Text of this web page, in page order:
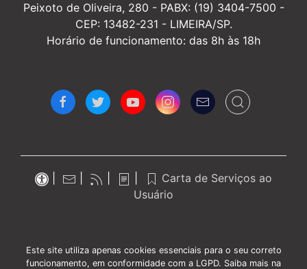
Peixoto de Oliveira, 280 - PABX: (19) 3404-7500 -
CEP: 13482-231 - LIMEIRA/SP.
Horário de funcionamento: das 8h às 18h
Carta de Serviços ao
Usuário
Este site utiliza apenas cookies essenciais para o seu correto
funcionamento, em conformidade com a LGPD. Saiba mais na